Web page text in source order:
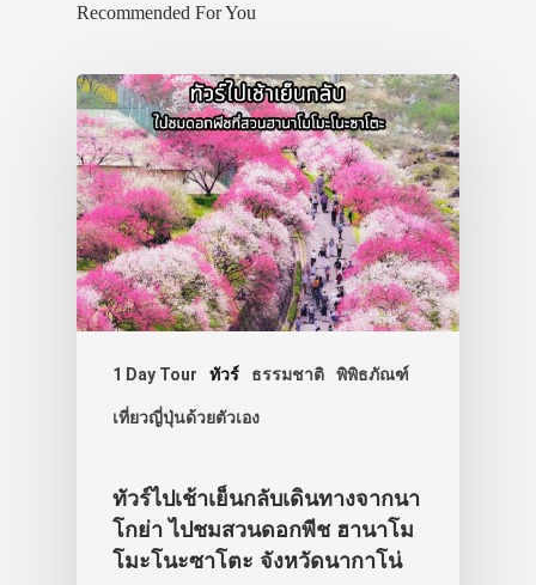
Recommended For You
1 Day Tour ทัวร์ ธรรมชาติ พิพิธภัณฑ์
เที่ยวญี่ปุ่นด้วยตัวเอง
ทัวร์ไปเช้าเย็นกลับเดินทางจากนา
โกย่า ไปชมสวนดอกพีช ฮานาโม
โมะโนะซาโตะ จังหวัดนากาโน่